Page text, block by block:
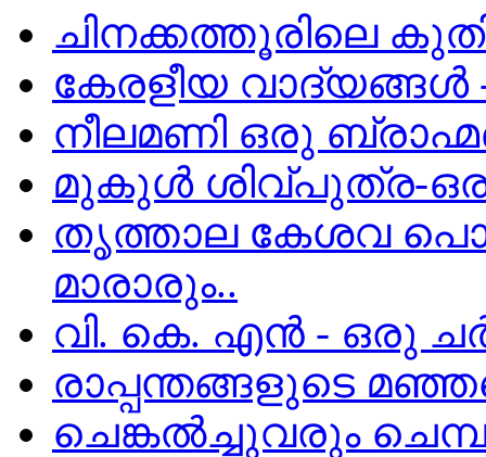
ചിനക്കത്തൂരിലെ
കേരളീയ വാദ്യങ്ങള്‍
നീലമണി ഒരു
മുകുൾ ശിവ്പുത്ര-ഒരു
തൃത്താല കേശവ
മാരാരും..
വി. കെ. എൻ - ഒരു
രാപ്പന്തങ്ങളുടെ
ചെങ്കൽച്ചുവരും